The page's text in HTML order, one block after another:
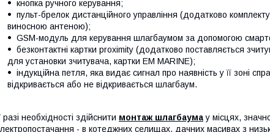
кнопка ручного керування;
пульт-брелок дистанційного управління (додатково
виносною антеною);
GSM-модуль для керування шлагбаумом за допомогою
безконтактні картки proximity (додатково поставляється
для установки зчитувача, картки EM MARINE);
індукційна петля, яка видає сигнал про наявність у її зоні
відкривається або не відкривається шлагбаум.
разі необхідності здійснити монтаж шлагбаумау місцях,
- в котеджних селищах, дачних масивах з